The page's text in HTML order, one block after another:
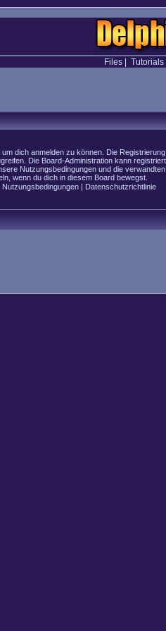
Files| Tutorials|
dich anmelden zu können. Die
Die Board-Administration kann
Nutzungsbedingungen und die
wenn du dich in diesem Board bewegst.
Nutzungsbedingungen | Datenschutzrichtlinie